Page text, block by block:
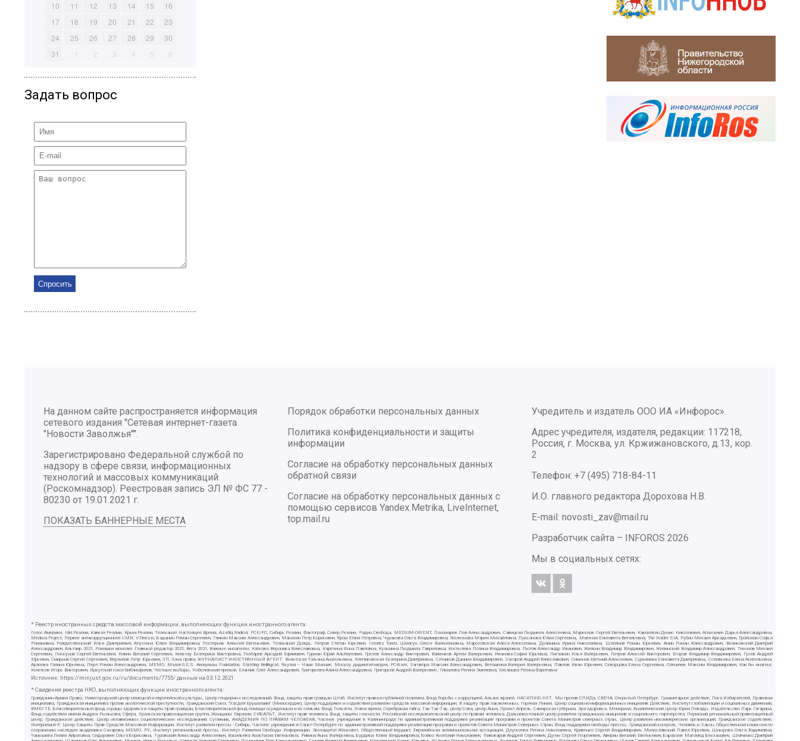
10
11 12 13 14 15
16
17
18 19 20 21 22
23
24
25 26 27 28 29
30
31
1 2 3 4 5 6
Задать вопрос
На данном сайте распространяется информация
сетевого издания "Сетевая интернет-газета
"Новости Заволжья"".
Зарегистрировано Федеральной службой по
надзору в сфере связи, информационных
технологий и массовых коммуникаций
(Роскомнадзор). Реестровая запись ЭЛ № ФС 77 -
80230 от 19.01.2021 г.
ПОКАЗАТЬ БАННЕРНЫЕ МЕСТА
Порядок обработки персональных данных
Политика конфиденциальности и защиты
информации
Согласие на обработку персональных данных
обратной связи
Согласие на обработку персональных данных с
помощью сервисов Yandex.Metrika, LiveInternet,
top.mail.ru
Учредитель и издатель ООО ИА «Инфорос».
Адрес учредителя, издателя, редакции: 117218,
Россия, г. Москва, ул. Кржижановского, д.13, кор.
2
Телефон: +7 (495) 718-84-11
И.О. главного редактора Дорохова Н.В.
E-mail: novosti_zav@mail.ru
Разработчик сайта –
INFOROS 2026
Мы в социальных сетях:
* Реестр иностранных средств массовой информации, выполняющих функции иностранного агента:
Голос Америки, Idel.Реалии, Кавказ.Реалии, Крым.Реалии, Телеканал Настоящее Время, Azatliq Radiosi, PCE/PC, Сибирь.Реалии, Фактограф, Север.Реалии, Радио Свобода, MEDIUM-ORIENT, Пономарев Лев Александрович, Савицкая Людмила Алексеевна, Маркелов Сергей Евгеньевич, Камалягин Денис Николаевич, Апахончич Дарья Александровна,
Medusa Project, Первое антикоррупционное СМИ, VTimes.io, Баданин Роман Сергеевич, Гликин Максим Александрович, Маняхин Петр Борисович, Ярош Юлия Петровна, Чуракова Ольга Владимировна, Железнова Мария Михайловна, Лукьянова Юлия Сергеевна, Маетная Елизавета Витальевна, The Insider SIA, Рубин Михаил Аркадьевич, Гройсман Софья
Романовна, Рождественский Илья Дмитриевич, Апухтина Юлия Владимировна, Постернак Алексей Евгеньевич, Телеканал Дождь, Петров Степан Юрьевич, Istories fonds, Шмагун Олеся Валентиновна, Мароховская Алеся Алексеевна, Долинина Ирина Николаевна, Шлейнов Роман Юрьевич, Анин Роман Александрович, Великовский Дмитрий
Александрович, Альтаир 2021, Ромашки монолит, Главный редактор 2021, Вега 2021, Важные иноагенты, Каткова Вероника Вячеславовна, Карезина Инна Павловна, Кузьмина Людмила Гавриловна, Костылева Полина Владимировна, Лютов Александр Иванович, Жилкин Владимир Владимирович, Жилинский Владимир Александрович, Тихонов Михаил
Сергеевич, Пискунов Сергей Евгеньевич, Ковин Виталий Сергеевич, Кильтау Екатерина Викторовна, Любарев Аркадий Ефимович, Гурман Юрий Альбертович, Грезев Александр Викторович, Важенков Артем Валерьевич, Иванова София Юрьевна, Пигалкин Илья Валерьевич, Петров Алексей Викторович, Егоров Владимир Владимирович, Гусев Андрей
Юрьевич, Смирнов Сергей Сергеевич, Верзилов Петр Юрьевич, ЗП, Зона права, ЖУРНАЛИСТ-ИНОСТРАННЫЙ АГЕНТ, Вольтская Татьяна Анатольевна, Клепиковская Екатерина Дмитриевна, Сотников Даниил Владимирович, Захаров Андрей Вячеславович, Симонов Евгений Алексеевич, Сурначева Елизавета Дмитриевна, Соловьева Елена Анатольевна,
Арапова Галина Юрьевна, Перл Роман Александрович, МЕМО, Mason G.E.S. Anonymous Foundation, Stichting Bellingcat, Якутия – Наше Мнение, Москоу диджитал медиа, РС-Балт, Заговора Максим Александрович, Ветошкина Валерия Валерьевна, Павлов Иван Юрьевич, Скворцова Елена Сергеевна, Оленичев Максим Владимирович, Как бы инагент,
Кочетков Игорь Викторович, Иркутский союз библиофилов, Честные выборы, Нобелевский призыв, Еланчик Олег Александрович, Григорьева Алина Александровна, Григорьев Андрей Валерьевич , Гималова Регина Эмилевна, Хисамова Регина Фаритовна
Источник: https://minjust.gov.ru/ru/documents/7755/данные на 03.12.2021
* Сведения реестра НКО, выполняющих функции иностранного агента:
Гражданин.Армия.Право, Нижегородский центр немецкой и европейской культуры, Центр гендерных исследований, Фонд защиты прав граждан Штаб, Институт права и публичной политики, Фонд борьбы с коррупцией, Альянс врачей, НАСИЛИЮ.НЕТ, Мы против СПИДа, СВЕЧА, Открытый Петербург, Гуманитарное действие, Лига Избирателей, Правовая
инициатива, Гражданская инициатива против экологической преступности, Гражданский Союз, "Хасдей Ерушалаим" (Милосердие), Центр поддержки и содействия развитию средств массовой информации, В защиту прав заключенных, Горячая Линия, Центр социально-информационных инициатив Действие, Институт глобализации и социальных движений,
ВМЕСТЕ, Благотворительный фонд охраны здоровья и защиты прав граждан, Благотворительный фонд помощи осужденным и их семьям, Фонд Тольятти, Новое время, Серебряная тайга, Так-Так-Так, центр Сова, центр Анна, Проект Апрель, Самарская губерния, Эра здоровья, Мемориал, Аналитический Центр Юрия Левады, Издательство Парк Гагарина,
Фонд содействия имени Андрея Рылькова, Сфера, Уральская правозащитная группа, Женщины Евразии, СИБАЛЬТ, Институт прав человека, Фонд защиты гласности, Российский исследовательский центр по правам человека, Дальневосточный центр развития гражданских инициатив и социального партнерства, Пермский региональный правозащитный
центр, Гражданское действие, Центр независимых социологических исследований, Сутяжник, АКАДЕМИЯ ПО ПРАВАМ ЧЕЛОВЕКА, Частное учреждение в Калининграде по административной поддержке реализации программ и проектов Совета Министров северных стран, Центр развития некоммерческих организаций, Гражданское содействие,
Интернешнл-Р, Центр Защиты Прав Средств Массовой Информации, Институт развития прессы - Сибирь, Частное учреждение в Санкт-Петербурге по административной поддержке реализации программ и проектов Совета Министров Северных Стран, Фонд поддержки свободы прессы, Гражданский контроль, Человек и Закон, Общественная комиссия по
сохранению наследия академика Сахарова, МЕМО. РУ, Институт региональной прессы, Институт Развития Свободы Информации, Экозащита!-Женсовет, Общественный вердикт, Евразийская антимонопольная ассоциация, Дзугкоева Регина Николаевна, Кривенко Сергей Владимирович, Милославский Павел Юрьевич, Шнырова Ольга Вадимовна,
Чанышева Лилия Айратовна, Сидорович Ольга Борисовна, Туровский Александр Алексеевич, Васильева Анастасия Евгеньевна, Ривина Анна Валерьевна, Бурдина Юлия Владимировна, Бойко Анатолий Николаевич, Пивоваров Андрей Сергеевич, Дугин Сергей Георгиевич, Аверин Виталий Евгеньевич, Барахоев Магомед Бекханович, Шевченко Дмитрий